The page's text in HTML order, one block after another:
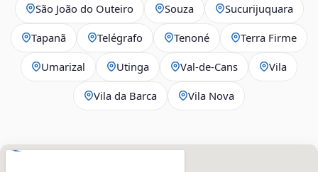
São João do Outeiro Souza Sucurijuquara
Tapanã Telégrafo Tenoné Terra Firme
Umarizal Utinga Val-de-Cans Vila
Vila da Barca Vila Nova